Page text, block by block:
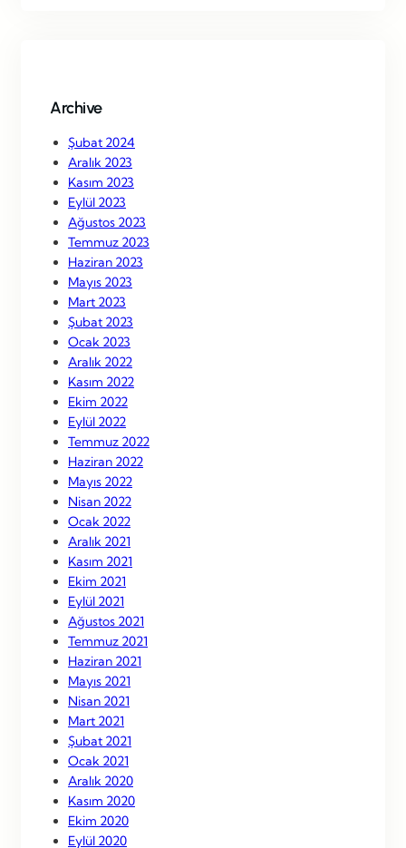
Archive
Şubat 2024
Aralık 2023
Kasım 2023
Eylül 2023
Ağustos 2023
Temmuz 2023
Haziran 2023
Mayıs 2023
Mart 2023
Şubat 2023
Ocak 2023
Aralık 2022
Kasım 2022
Ekim 2022
Eylül 2022
Temmuz 2022
Haziran 2022
Mayıs 2022
Nisan 2022
Ocak 2022
Aralık 2021
Kasım 2021
Ekim 2021
Eylül 2021
Ağustos 2021
Temmuz 2021
Haziran 2021
Mayıs 2021
Nisan 2021
Mart 2021
Şubat 2021
Ocak 2021
Aralık 2020
Kasım 2020
Ekim 2020
Eylül 2020